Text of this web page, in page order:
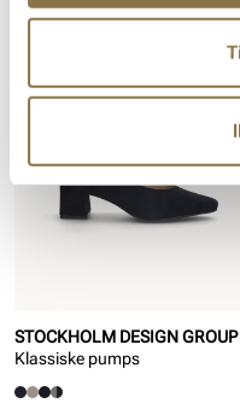
STOCKHOLM DESIGN GROUP
Klassiske pumps
SALG